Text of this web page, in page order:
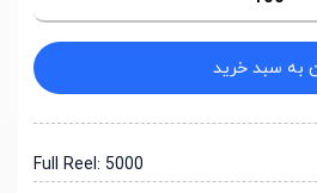
به سبد خرید
Full Reel: 5000